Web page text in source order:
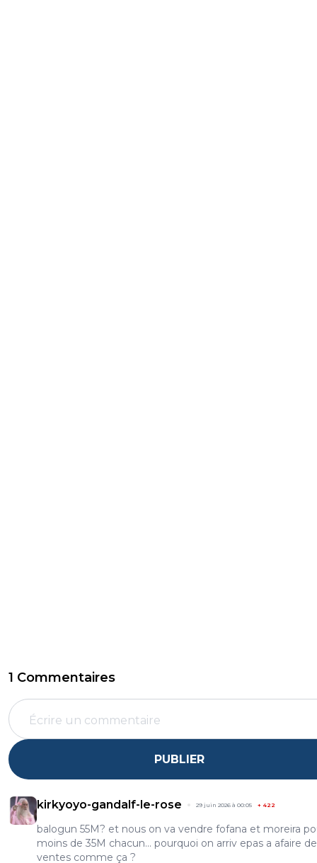
1 Commentaires
PUBLIER
kirkyoyo-gandalf-le-rose 29 juin 2026 à 00:05 + 422
balogun 55M? et nous on va vendre fofana et moreira
moins de 35M chacun... pourquoi on arriv epas a afaire
ventes comme ça ?